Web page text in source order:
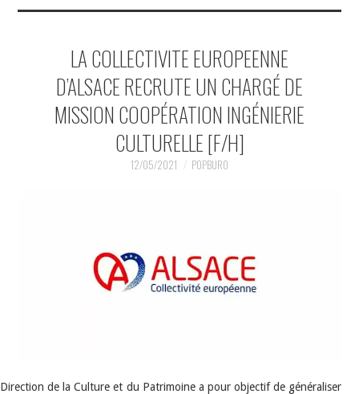
MUSIQUESACTUELLES.NET
GABBA GABBA HEY !
LA COLLECTIVITE EUROPEENNE
D’ALSACE RECRUTE UN CHARGÉ DE
MISSION COOPÉRATION INGÉNIERIE
CULTURELLE [F/H]
12/05/2021 POPBURO
de la Culture et du Patrimoine a pour objectif de généraliser